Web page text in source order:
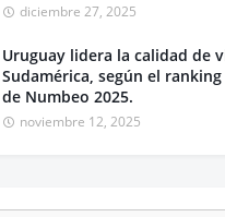
diciembre 27, 2025
Uruguay lidera la calidad de
Sudamérica, según el
de Numbeo 2025.
noviembre 12, 2025